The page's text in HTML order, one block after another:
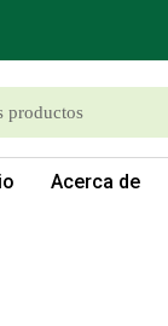
Acerca de